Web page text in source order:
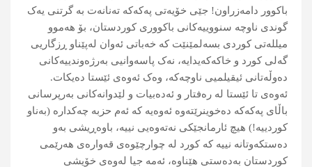
باكوور دامەزراون! جێی خۆیەتی پەکەکە تەنانەت بە گرتنی یەک
گوندی ناوچە سنووییەکانی باکووری كوردستان، بۆ ھەموو
میللەتی کوردی بسەلمێنێت کە خەباتی ئەوان لەپێناو ڕزگاریی
گەلی كورد و خاکەكەیدایە، نەک پاسەوانیی بەرژەوندییەکانی
دەوڵەتانی ئیقیلمیی ناوچەکە، وەک ئەوەی ئێستا دەیكات.
ئەوەی تا ئێستا لە رەفتار و ئەدەبیات و لێدوانەكانی بەرپرسانی
باڵای پەکەکە دەخوینرێتەوە ئەوەیە كە ئەم حزبە چەكدارە (بەناو
كوردییە!) ھیچ ئارمانجێکی نەتەوەیی نییە، باوەڕیشی بەو
دەستکەوتانە نییە کە کورد لە چوارچێوەی قەوارەی ھەرێمی
کوردستان بەدەستی ھێناوە، ئەمە جیا لەوەی خۆیشی